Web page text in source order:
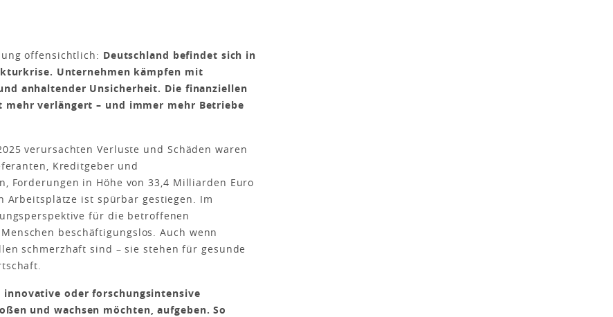
offensichtlich: Deutschland befindet sich in
Unternehmen kämpfen mit
anhaltender Unsicherheit. Die finanziellen
mehr verlängert – und immer mehr Betriebe
verursachten Verluste und Schäden waren
Kreditgeber und
Forderungen in Höhe von 33,4 Milliarden Euro
Arbeitsplätze ist spürbar gestiegen. Im
für die betroffenen
beschäftigungslos. Auch wenn
schmerzhaft sind – sie stehen für gesunde
oder forschungsintensive
und wachsen möchten, aufgeben. So